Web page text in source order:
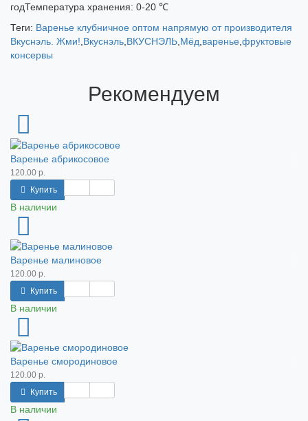
годТемпература хранения: 0-20 ℃
Теги: Варенье клубничное оптом напрямую от производителя
Вкуснэль. Жми!,Вкуснэль,ВКУСНЭЛЬ,Мёд,варенье,фруктовые
консервы
Рекомендуем
Варенье абрикосовое
120.00 р.
Купить
В наличии
Варенье малиновое
120.00 р.
Купить
В наличии
Варенье смородиновое
120.00 р.
Купить
В наличии